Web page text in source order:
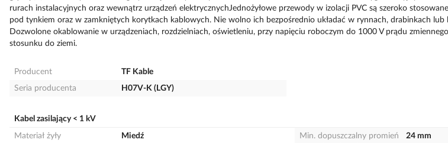
rurach instalacyjnych oraz wewnątrz urządzeń elektrycznychJednożyłowe przewody w izolacji PVC są szeroko
pod tynkiem oraz w zamkniętych korytkach kablowych. Nie wolno ich bezpośrednio układać w rynnach, drabinkach lub
Dozwolone okablowanie w urządzeniach, rozdzielniach, oświetleniu, przy napięciu roboczym do 1000 V prądu
stosunku do ziemi.
Producent
TF Kable
Seria producenta
H07V-K (LGY)
Kabel zasilający < 1 kV
Materiał żyły
Miedź
Min. dopuszczalny promień
24 mm